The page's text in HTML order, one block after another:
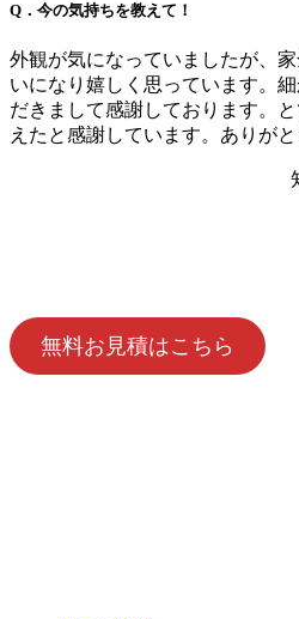
Q．今の気持ちを教えて！
外観が気になっていましたが、
いになり嬉しく思っています。
だきまして感謝しております。
えたと感謝しています。ありがと
無料お見積はこちら